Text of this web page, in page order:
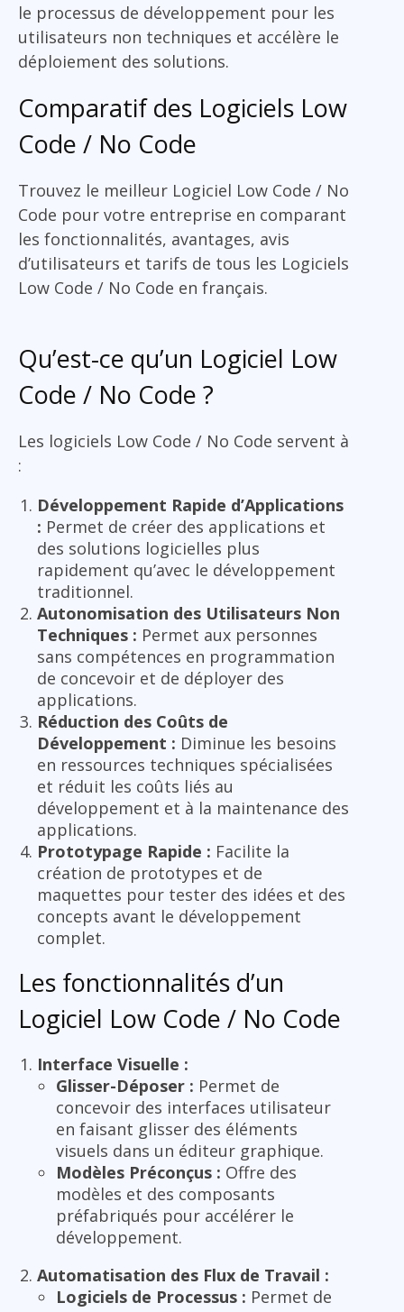
le processus de développement pour les
utilisateurs non techniques et accélère le
déploiement des solutions.
Comparatif des Logiciels Low
Code / No Code
Trouvez le meilleur Logiciel Low Code / No
Code pour votre entreprise en comparant
les fonctionnalités, avantages, avis
d’utilisateurs et tarifs de tous les Logiciels
Low Code / No Code en français.
Qu’est-ce qu’un Logiciel Low
Code / No Code ?
Les logiciels Low Code / No Code servent à
:
Développement Rapide d’Applications
: Permet de créer des applications et
des solutions logicielles plus
rapidement qu’avec le développement
traditionnel.
Autonomisation des Utilisateurs Non
Techniques : Permet aux personnes
sans compétences en programmation
de concevoir et de déployer des
applications.
Réduction des Coûts de
Développement : Diminue les besoins
en ressources techniques spécialisées
et réduit les coûts liés au
développement et à la maintenance des
applications.
Prototypage Rapide : Facilite la
création de prototypes et de
maquettes pour tester des idées et des
concepts avant le développement
complet.
Les fonctionnalités d’un
Logiciel Low Code / No Code
Interface Visuelle :
Glisser-Déposer : Permet de
concevoir des interfaces utilisateur
en faisant glisser des éléments
visuels dans un éditeur graphique.
Modèles Préconçus : Offre des
modèles et des composants
préfabriqués pour accélérer le
développement.
Automatisation des Flux de Travail :
Logiciels de Processus : Permet de